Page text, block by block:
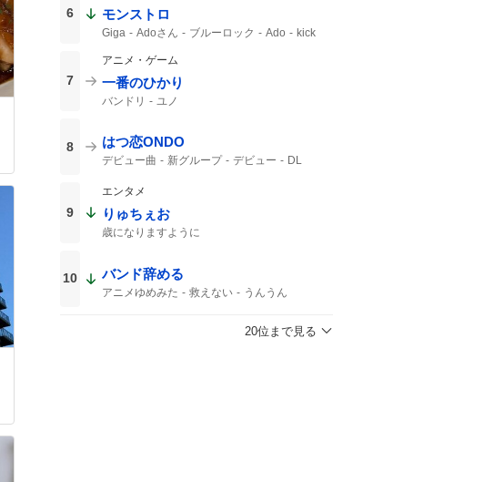
6 モンストロ
Giga Adoさん ブルーロック Ado kick
7
アニメ・ゲーム
一番のひかり
バンドリ ユノ
8 はつ恋ONDO
デビュー曲 新グループ デビュー DL
9
エンタメ
りゅちぇお
歳になりますように
10 バンド辞める
アニメゆめみた 救えない うんうん
20位まで見る